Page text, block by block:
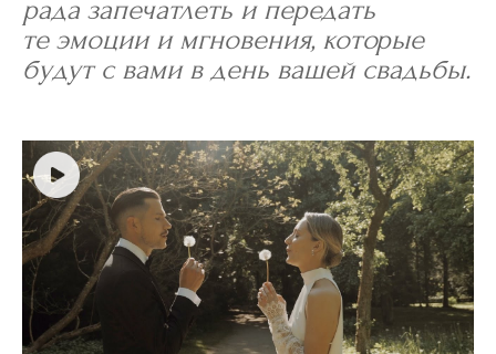
рада запечатлеть и передать
те эмоции и мгновения, которые
будут с вами в день вашей свадьбы.